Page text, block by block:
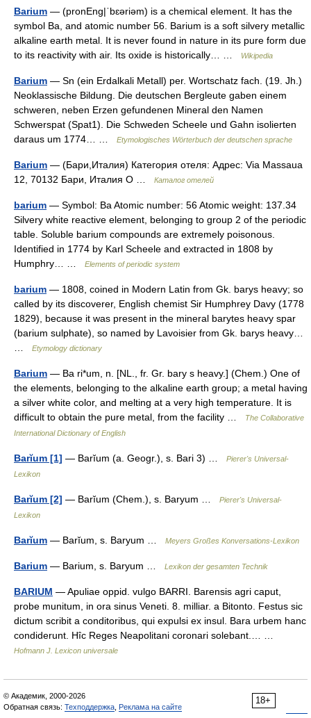
Barium — (pronEng|ˈbɛəriəm) is a chemical element. It has the
symbol Ba, and atomic number 56. Barium is a soft silvery metallic
alkaline earth metal. It is never found in nature in its pure form due
to its reactivity with air. Its oxide is historically… …
Wikipedia
Barium — Sn (ein Erdalkali Metall) per. Wortschatz fach. (19. Jh.)
Neoklassische Bildung. Die deutschen Bergleute gaben einem
schweren, neben Erzen gefundenen Mineral den Namen
Schwerspat (Spat1). Die Schweden Scheele und Gahn isolierten
daraus um 1774… …
Etymologisches Wörterbuch der deutschen sprache
Barium — (Бари,Италия) Категория отеля: Адрес: Via Massaua
12, 70132 Бари, Италия О …
Каталог отелей
barium — Symbol: Ba Atomic number: 56 Atomic weight: 137.34
Silvery white reactive element, belonging to group 2 of the periodic
table. Soluble barium compounds are extremely poisonous.
Identified in 1774 by Karl Scheele and extracted in 1808 by
Humphry… …
Elements of periodic system
barium — 1808, coined in Modern Latin from Gk. barys heavy; so
called by its discoverer, English chemist Sir Humphrey Davy (1778
1829), because it was present in the mineral barytes heavy spar
(barium sulphate), so named by Lavoisier from Gk. barys heavy…
Etymology dictionary
Barium — Ba ri*um, n. [NL., fr. Gr. bary s heavy.] (Chem.) One of
the elements, belonging to the alkaline earth group; a metal having
a silver white color, and melting at a very high temperature. It is
difficult to obtain the pure metal, from the facility …
The Collaborative
International Dictionary of English
Barĭum [1] — Barĭum (a. Geogr.), s. Bari 3) …
Pierer's Universal-
Lexikon
Barĭum [2] — Barĭum (Chem.), s. Baryum …
Pierer's Universal-
Lexikon
Barĭum — Barĭum, s. Baryum … Meyers Großes Konversations-Lexikon
Barium — Barium, s. Baryum … Lexikon der gesamten Technik
BARIUM — Apuliae oppid. vulgo BARRI. Barensis agri caput,
probe munitum, in ora sinus Veneti. 8. milliar. a Bitonto. Festus sic
dictum scribit a conditoribus, qui expulsi ex insul. Bara urbem hanc
condiderunt. Hîc Reges Neapolitani coronari solebant.… …
Hofmann J. Lexicon universale
18+
© Академик, 2000-2026
Обратная связь: Техподдержка Реклама на сайте